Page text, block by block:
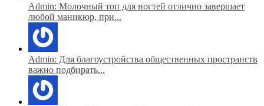
Admin: Молочный топ для ногтей отлично завершает
любой маникюр, при...
Admin: Для благоустройства общественных пространств
важно подбирать...